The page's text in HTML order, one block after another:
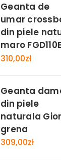
Geanta de
umar
din piele
maro
310,00zł
Geanta
din piele
naturala
grena
309,00zł